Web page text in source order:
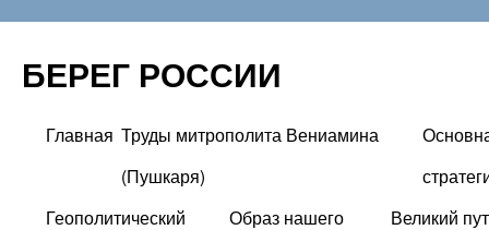
БЕРЕГ РОССИИ
Перейти
содержимому
Главная Труды митрополита Вениамина
(Пушкаря)
Геополитический
Образ нашего
Великий